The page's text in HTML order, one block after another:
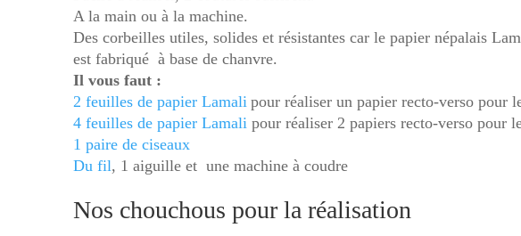
A la main ou à la machine.
Des corbeilles utiles, solides et résistantes car le papier népalais
est fabriqué à base de chanvre.
Il vous faut :
2 feuilles de papier Lamali pour réaliser un papier recto-verso pour
4 feuilles de papier Lamali pour réaliser 2 papiers recto-verso pour
1 paire de ciseaux
Du fil, 1 aiguille et une machine à coudre
Nos chouchous pour la réalisation